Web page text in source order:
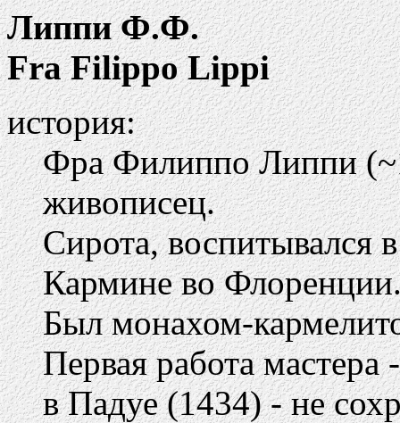
Липпи Ф.Ф.
Fra Filippo Lippi
история:
Фра Филиппо Липпи
живописец.
Сирота, воспитывался
Кармине во
Был монахом-
Первая работа
в Падуе (1434) - не